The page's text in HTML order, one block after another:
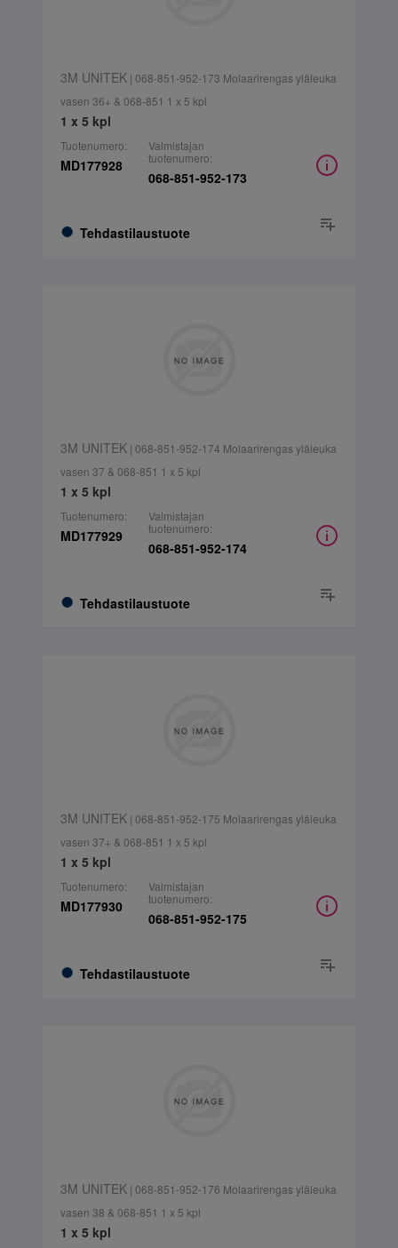
3M UNITEK| 068-851-952-173 Molaarirengas yläleuka
vasen 36+ & 068-851 1 x 5 kpl
1 x 5 kpl
Tuotenumero:
MD177928
Tehdastilaustuote
Valmistajan
tuotenumero:
068-851-952-173
3M UNITEK| 068-851-952-174 Molaarirengas yläleuka
vasen 37 & 068-851 1 x 5 kpl
1 x 5 kpl
Tuotenumero:
MD177929
Tehdastilaustuote
Valmistajan
tuotenumero:
068-851-952-174
3M UNITEK| 068-851-952-175 Molaarirengas yläleuka
vasen 37+ & 068-851 1 x 5 kpl
1 x 5 kpl
Tuotenumero:
MD177930
Tehdastilaustuote
Valmistajan
tuotenumero:
068-851-952-175
3M UNITEK| 068-851-952-176 Molaarirengas yläleuka
vasen 38 & 068-851 1 x 5 kpl
1 x 5 kpl